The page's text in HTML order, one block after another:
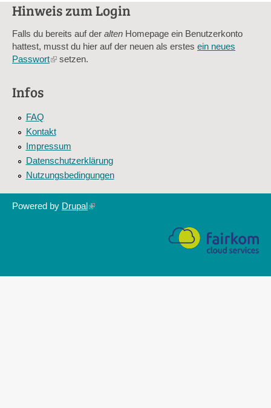
Hinweis zum Login
Falls du bereits auf der alten Homepage ein Benutzerkonto
hattest, musst du hier auf der neuen als erstes ein neues
Passwort(linksetzen.
Infos
FAQ
Kontakt
Impressum
Datenschutzerklärung
Nutzungsbedingungen
Powered by Drupal(link